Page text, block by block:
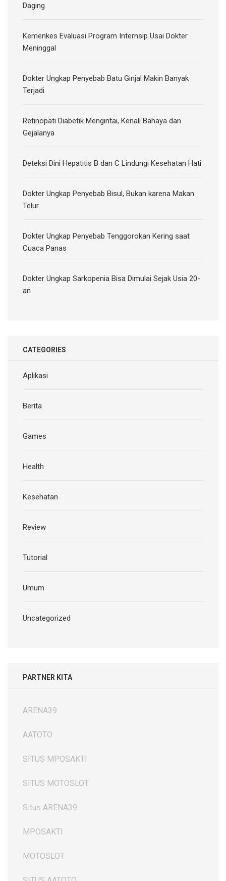
Daging
Kemenkes Evaluasi Program Internsip Usai Dokter
Meninggal
Dokter Ungkap Penyebab Batu Ginjal Makin Banyak
Terjadi
Retinopati Diabetik Mengintai, Kenali Bahaya dan
Gejalanya
Deteksi Dini Hepatitis B dan C Lindungi Kesehatan Hati
Dokter Ungkap Penyebab Bisul, Bukan karena Makan
Telur
Dokter Ungkap Penyebab Tenggorokan Kering saat
Cuaca Panas
Dokter Ungkap Sarkopenia Bisa Dimulai Sejak Usia 20-
an
CATEGORIES
Aplikasi
Berita
Games
Health
Kesehatan
Review
Tutorial
Umum
Uncategorized
PARTNER KITA
ARENA39
AATOTO
SITUS MPOSAKTI
SITUS MOTOSLOT
Situs ARENA39
MPOSAKTI
MOTOSLOT